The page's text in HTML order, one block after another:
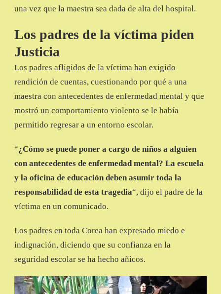
una vez que la maestra sea dada de alta del hospital.
Los padres de la víctima piden
Justicia
Los padres afligidos de la víctima han exigido
rendición de cuentas, cuestionando por qué a una
maestra con antecedentes de enfermedad mental y que
mostró un comportamiento violento se le había
permitido regresar a un entorno escolar.
“¿Cómo se puede poner a cargo de niños a alguien
con antecedentes de enfermedad mental? La escuela
y la oficina de educación deben asumir toda la
responsabilidad de esta tragedia“, dijo el padre de la
víctima en un comunicado.
Los padres en toda Corea han expresado miedo e
indignación, diciendo que su confianza en la
seguridad escolar se ha hecho añicos.